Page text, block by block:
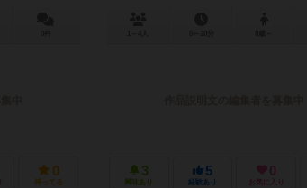
0
持ってる
3
興味あり
5
経験あり
0
お気に入り